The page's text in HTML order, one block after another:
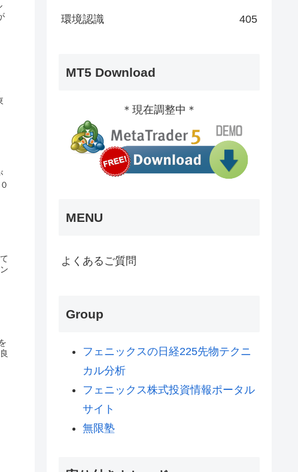
環境認識 405
MT5 Download
＊現在調整中＊
MENU
よくあるご質問
Group
フェニックスの日経225先物テクニ
カル分析
フェニックス株式投資情報ポータル
サイト
無限塾